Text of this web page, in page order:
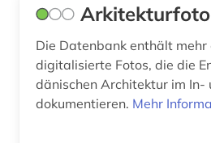
gesellschaft (1)
gesetz (2)
gewerbe (1)
gewerkschaft (1)
Die Datenbank enthält
digitalisierte Fotos, die die
dänischen Architektur im In-
dokumentieren. Mehr